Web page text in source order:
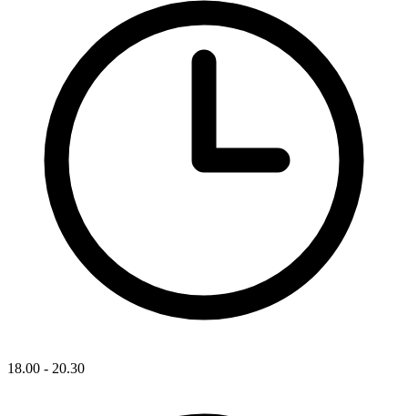
18.00 - 20.30